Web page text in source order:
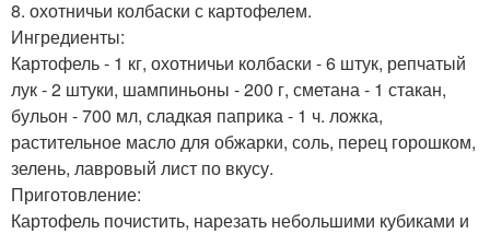
8. охотничьи колбаски с картофелем.
Ингредиенты:
Картофель - 1 кг, охотничьи колбаски - 6 штук, репчатый
лук - 2 штуки, шампиньоны - 200 г, сметана - 1 стакан,
бульон - 700 мл, сладкая паприка - 1 ч. ложка,
растительное масло для обжарки, соль, перец горошком,
зелень, лавровый лист по вкусу.
Приготовление:
Картофель почистить, нарезать небольшими кубиками и